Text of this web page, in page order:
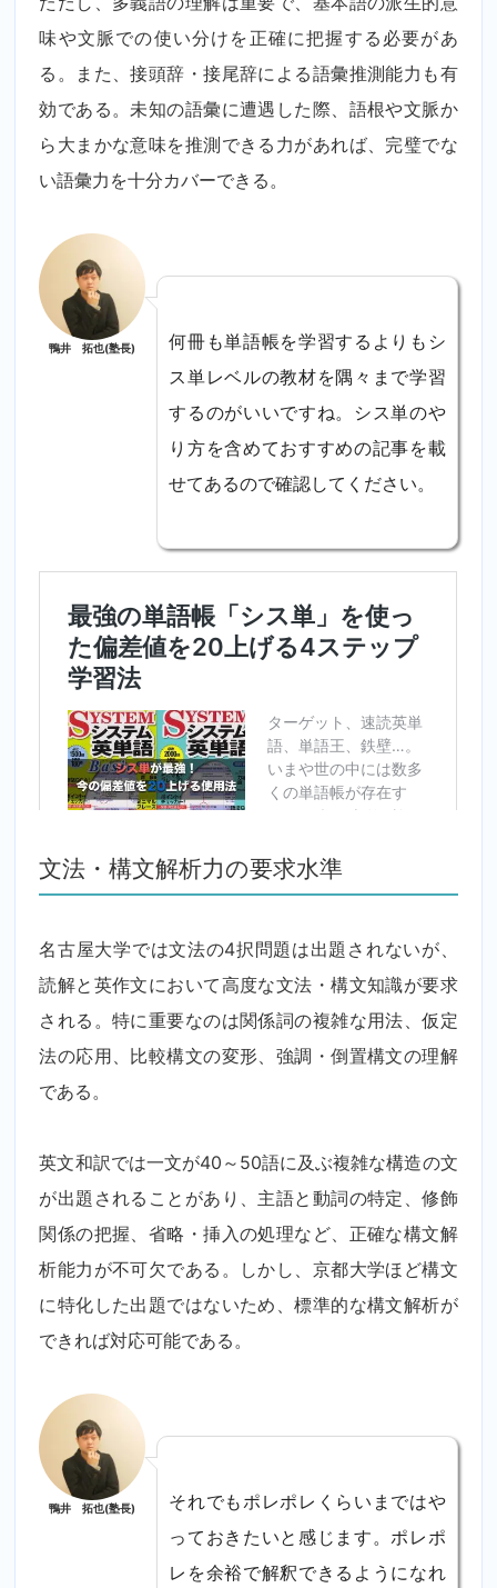
味や文脈での使い分けを正確に把握する必要があ
る。また、接頭辞・接尾辞による語彙推測能力も有
効である。未知の語彙に遭遇した際、語根や文脈か
ら大まかな意味を推測できる力があれば、完璧でな
い語彙力を十分カバーできる。
鴨井 拓也(塾長)
何冊も単語帳を学習するよりもシ
ス単レベルの教材を隅々まで学習
するのがいいですね。シス単のや
り方を含めておすすめの記事を載
せてあるので確認してください。
文法・構文解析力の要求水準
名古屋大学では文法の4択問題は出題されないが、
読解と英作文において高度な文法・構文知識が要求
される。特に重要なのは関係詞の複雑な用法、仮定
法の応用、比較構文の変形、強調・倒置構文の理解
である。
英文和訳では一文が40～50語に及ぶ複雑な構造の文
が出題されることがあり、主語と動詞の特定、修飾
関係の把握、省略・挿入の処理など、正確な構文解
析能力が不可欠である。しかし、京都大学ほど構文
に特化した出題ではないため、標準的な構文解析が
できれば対応可能である。
鴨井 拓也(塾長)
それでもポレポレくらいまではや
っておきたいと感じます。ポレポ
レを余裕で解釈できるようになれ